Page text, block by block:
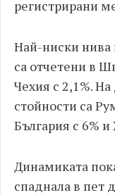
регистрирани
Най-ниски нива
са отчетени в
Чехия с 2,1%.
стойности са
България с 6% и
Динамиката
спаднала в пет